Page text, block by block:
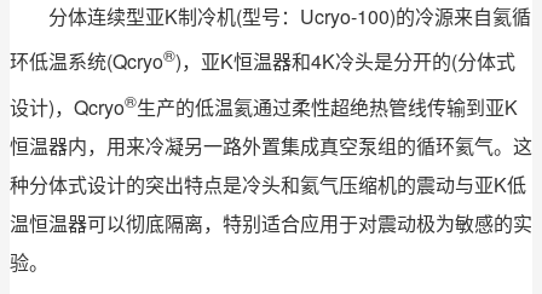
分体连续型亚K制冷机(型号：Ucryo-100)的冷源来自氦循
环低温系统(Qcryo®)，亚K恒温器和4K冷头是分开的(分体式
设计)，Qcryo®生产的低温氦通过柔性超绝热管线传输到亚K
恒温器内，用来冷凝另一路外置集成真空泵组的循环氦气。这
种分体式设计的突出特点是冷头和氦气压缩机的震动与亚K低
温恒温器可以彻底隔离，特别适合应用于对震动极为敏感的实
验。